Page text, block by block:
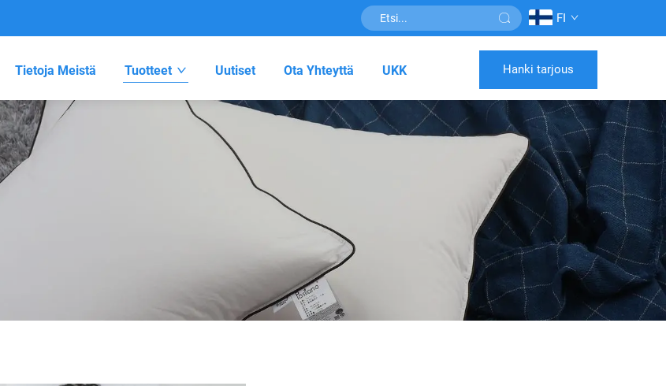
FI
Tietoja Meistä Tuotteet Uutiset Ota Yhteyttä UKK Hanki tarjous